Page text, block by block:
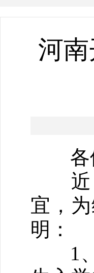
河
各
近日
宜，
明：
1、